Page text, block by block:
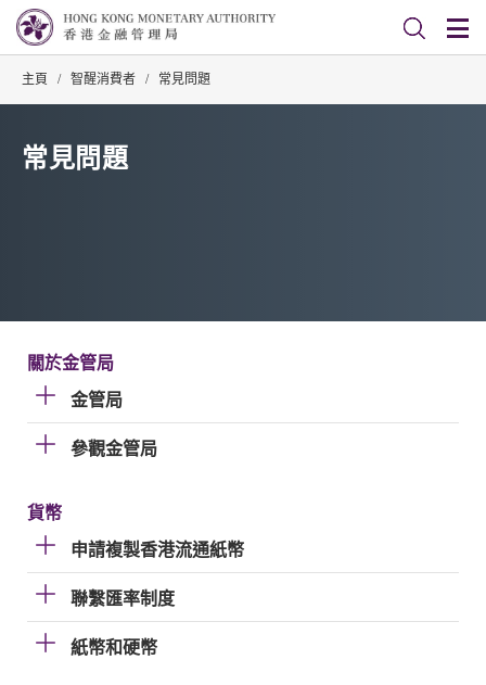
主頁 / 智醒消費者 / 常見問題
常見問題
關於金管局
金管局
參觀金管局
貨幣
申請複製香港流通紙幣
聯繫匯率制度
紙幣和硬幣